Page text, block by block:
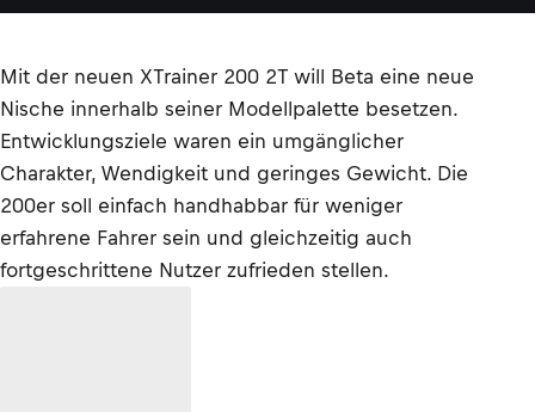
Mit der neuen XTrainer 200 2T will Beta eine neue
Nische innerhalb seiner Modellpalette besetzen.
Entwicklungsziele waren ein umgänglicher
Charakter, Wendigkeit und geringes Gewicht. Die
200er soll einfach handhabbar für weniger
erfahrene Fahrer sein und gleichzeitig auch
fortgeschrittene Nutzer zufrieden stellen.